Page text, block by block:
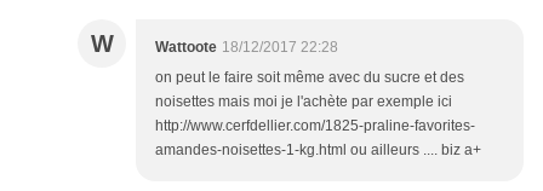
W Wattoote 18/12/2017 22:28
on peut le faire soit même avec du sucre et des
noisettes mais moi je l'achète par exemple ici
http://www.cerfdellier.com/1825-praline-favorites-
amandes-noisettes-1-kg.html ou ailleurs .... biz a+